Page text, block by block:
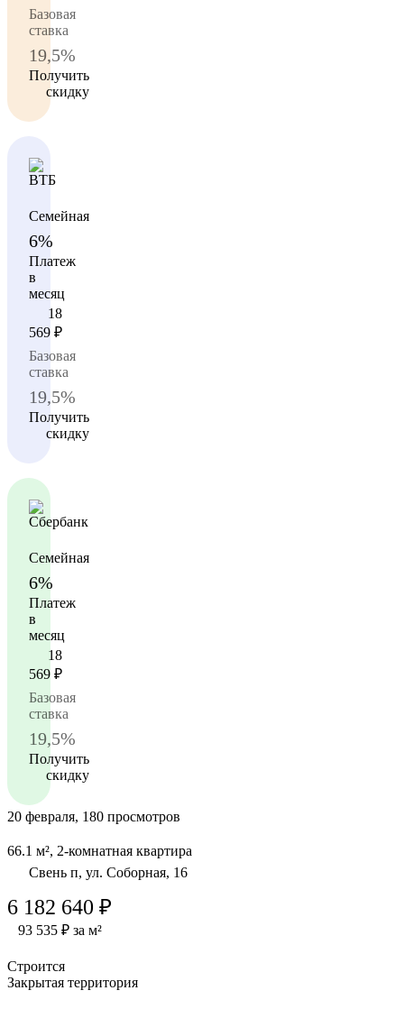
Базовая
ставка
19,5%
Получить
скидку
Семейная
6%
Платеж
в
месяц
18
569 ₽
Базовая
ставка
19,5%
Получить
скидку
Семейная
6%
Платеж
в
месяц
18
569 ₽
Базовая
ставка
19,5%
Получить
скидку
20 февраля, 180 просмотров
66.1 м², 2-комнатная квартира
Свень п, ул. Соборная, 16
6 182 640 ₽
93 535 ₽ за м²
Строится
Закрытая территория